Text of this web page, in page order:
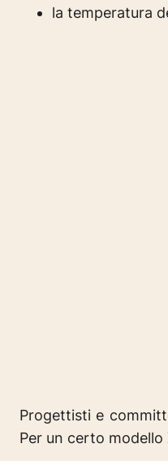
la temperatura
Progettisti e
Per un certo